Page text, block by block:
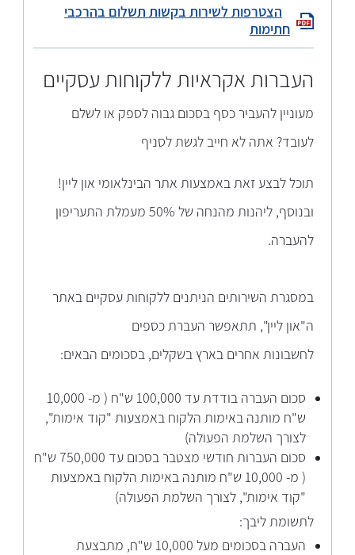
הצטרפות לשירות בקשות תשלום בהרכבי
חתימות
העברות אקראיות ללקוחות עסקיים
מעוניין להעביר כסף בסכום גבוה לספק או לשלם
לעובד? אתה לא חייב לגשת לסניף
תוכל לבצע זאת באמצעות אתר הבינלאומי און ליין!
ובנוסף, ליהנות מהנחה של 50% מעמלת התעריפון
להעברה.
במסגרת השירותים הניתנים ללקוחות עסקיים באתר
ה"און ליין", תתאפשר העברת כספים
לחשבונות אחרים בארץ בשקלים, בסכומים הבאים:
סכום העברה בודדת עד 100,000 ש"ח ( מ- 10,000
ש"ח מותנה באימות הלקוח באמצעות "קוד אימות",
לצורך השלמת הפעולה)
סכום העברות חודשי מצטבר בסכום עד 750,000 ש"ח
( מ- 10,000 ש"ח מותנה באימות הלקוח באמצעות
"קוד אימות", לצורך השלמת הפעולה)
לתשומתליבך:
העברה בסכומים מעל 10,000 ש"ח, מתבצעת